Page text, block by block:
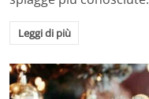
Leggi di più